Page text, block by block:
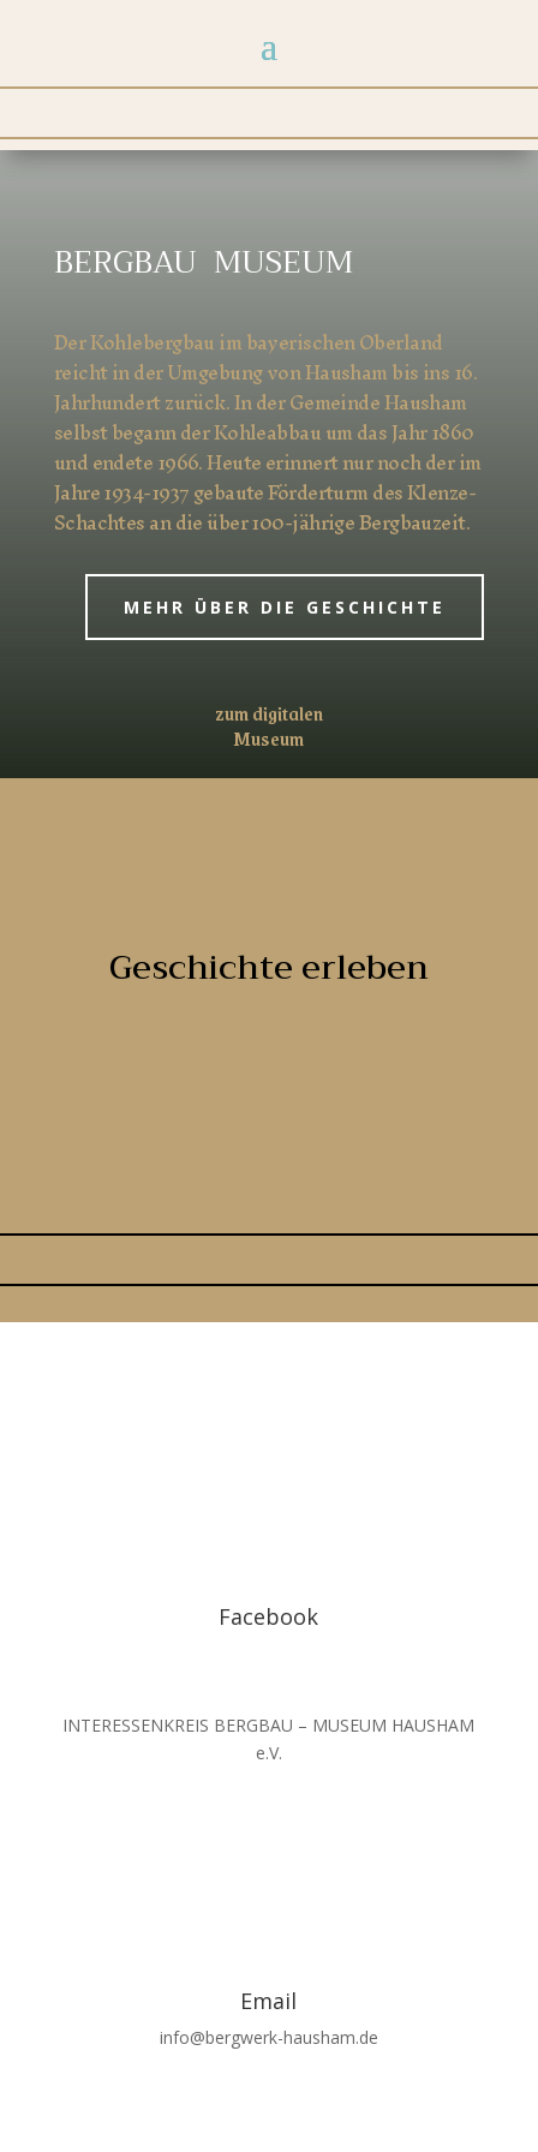
BERGBAU MUSEUM
Der Kohlebergbau im bayerischen Oberland
reicht in der Umgebung von Hausham bis ins 16.
Jahrhundert zurück. In der Gemeinde Hausham
selbst begann der Kohleabbau um das Jahr 1860
und endete 1966. Heute erinnert nur noch der im
Jahre 1934-1937 gebaute Förderturm des Klenze-
Schachtes an die über 100-jährige Bergbauzeit.
MEHR ÜBER DIE GESCHICHTE
zum digitalen
Museum
Geschichte erleben
Facebook
INTERESSENKREIS BERGBAU – MUSEUM HAUSHAM
e.V.
Email
info@bergwerk-hausham.de